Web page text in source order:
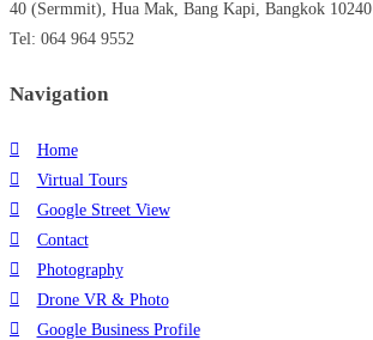
40 (Sermmit), Hua Mak, Bang Kapi, Bangkok 10240
Tel: 064 964 9552
Navigation
Home
Virtual Tours
Google Street View
Contact
Photography
Drone VR & Photo
Google Business Profile